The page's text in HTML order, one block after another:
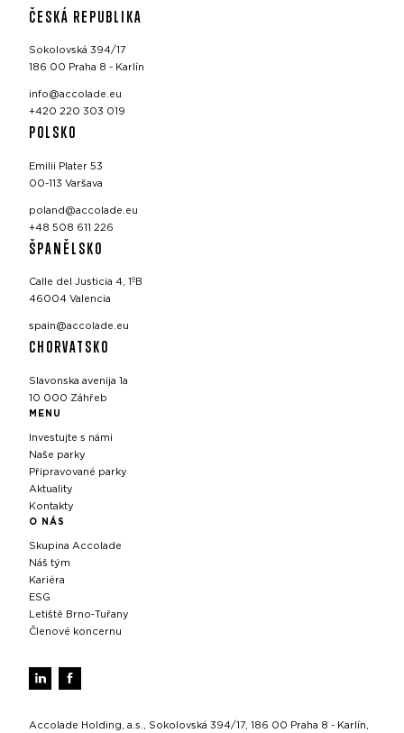
ČESKÁ REPUBLIKA
Sokolovská 394/17
186 00 Praha 8 - Karlín
info@accolade.eu
+420 220 303 019
POLSKO
Emilii Plater 53
00-113 Varšava
poland@accolade.eu
+48 508 611 226
ŠPANĚLSKO
Calle del Justicia 4, 1ºB
46004 Valencia
spain@accolade.eu
CHORVATSKO
Slavonska avenija 1a
10 000 Záhřeb
MENU
Investujte s námi
Naše parky
Připravované parky
Aktuality
Kontakty
O NÁS
Skupina Accolade
Náš tým
Kariéra
ESG
Letiště Brno‑Tuřany
Členové koncernu
Accolade Holding, a.s., Sokolovská 394/17, 186 00 Praha 8 - Karlín,